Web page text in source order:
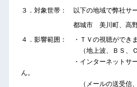
３．対象世帯： 以下の地域で弊社サ
都城市 美川町、高野町
４．影響範囲： ・ＴＶの視聴ができま
（地上波、ＢＳ、ＣＡ
・インターネットサービス
ん。
（メールの送受信、ホー